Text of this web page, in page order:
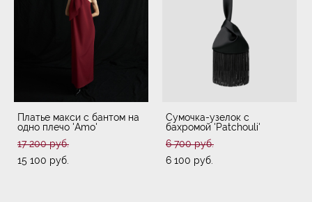
Платье макси с бантом на
одно плечо 'Amo'
17 200 pуб.
15 100 pуб.
Сумочка-узелок с
бахромой 'Patchouli'
6 700 pуб.
6 100 pуб.